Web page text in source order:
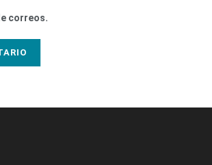
correos.